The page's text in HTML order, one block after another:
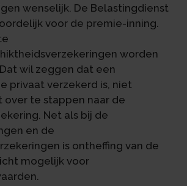
wenselijk. De Belastingdienst
voor de premie-inning.
worden
wil zeggen dat een
privaat verzekerd is, niet
te stappen naar de
Net als bij de
en de
is ontheffing van de
mogelijk voor